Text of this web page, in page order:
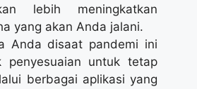
lebih meningkatkan
yang akan Anda jalani.
Anda disaat pandemi ini
penyesuaian untuk tetap
berbagai aplikasi yang